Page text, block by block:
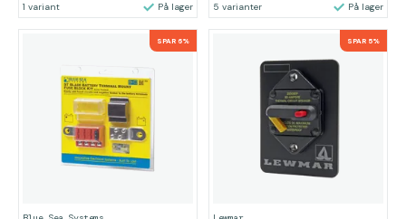
1 variant På lager 5 varianter På lager
SPAR 6% SPAR 5%